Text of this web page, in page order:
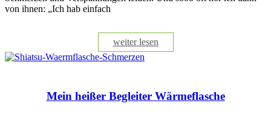
von ihnen: „Ich hab einfach
weiter lesen
Mein heißer Begleiter Wärmeflasche